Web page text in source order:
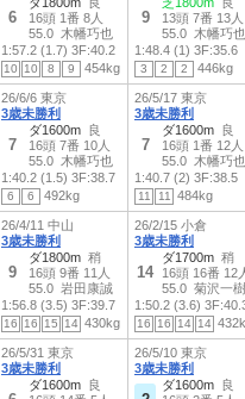
6
16頭 1番 8人
55.0 木幡巧也
1:57.2 (1.7) 3F:40.2
10 10 8 9 454kg
9
13頭 7番 13人
55.0 木幡巧也
1:48.4 (1) 3F:35.6
3 2 2 446kg
26/6/6 東京
3歳未勝利
7
ダ1600m 良
16頭 7番 10人
55.0 木幡巧也
1:40.2 (1.5) 3F:38.7
6 6 492kg
26/5/17 東京
3歳未勝利
7
ダ1600m 良
16頭 1番 12人
55.0 木幡巧也
1:40.7 (2) 3F:38.5
11 11 484kg
26/4/11 中山
3歳未勝利
9
ダ1800m 稍
16頭 9番 11人
55.0 岩田康誠
1:56.8 (3.5) 3F:39.7
16 16 15 14 430kg
26/2/15 小倉
3歳未勝利
14
ダ1700m 稍
16頭 16番 12
55.0 菊沢一樹
1:50.2 (3.6)
16 16 14 14
26/5/31 東京
3歳未勝利
ダ1600m 良
26/5/10 東京
3歳未勝利
ダ1600m 良